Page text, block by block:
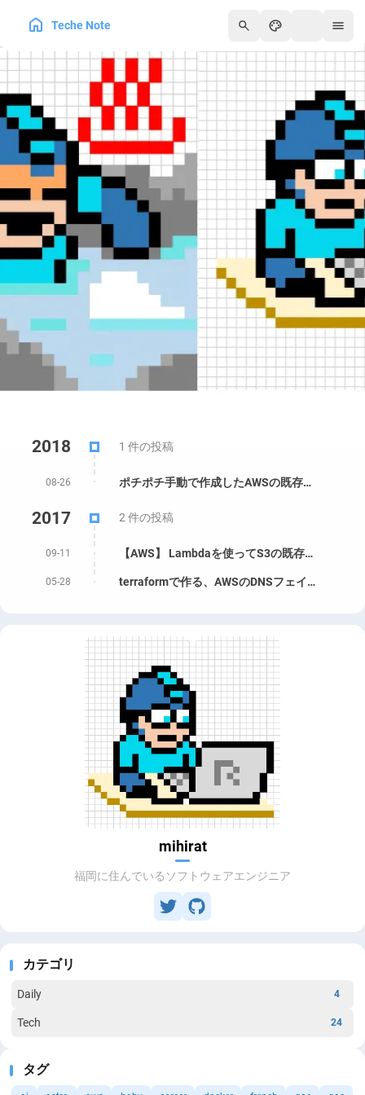
Teche Note
mihirat
福岡に住んでいるソフトウェアエンジニア
カテゴリ
Daily 4
Tech 24
タグ
2018 1 件の投稿
08-26 ポチポチ手動で作成したAWSの既存リソースをTerraformに取り込むスクリプト with terraforming
2017 2 件の投稿
09-11 【AWS】 Lambdaを使ってS3の既存画像を全部リサイズする
05-28 terraformで作る、AWSのDNSフェイルオーバー + S3でのリダイレクト